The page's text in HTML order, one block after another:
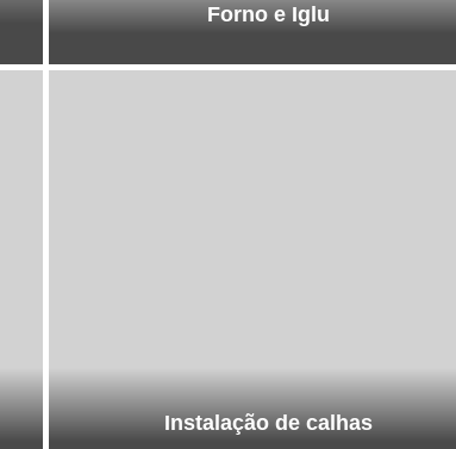
Forno e Iglu
Instalação de calhas